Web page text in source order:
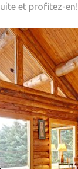
et profitez-en!